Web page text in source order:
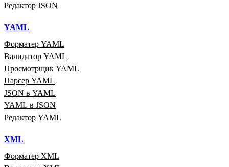
Редактор JSON
YAML
Форматер YAML
Валидатор YAML
Просмотрщик YAML
Парсер YAML
JSON в YAML
YAML в JSON
Редактор YAML
XML
Форматер XML